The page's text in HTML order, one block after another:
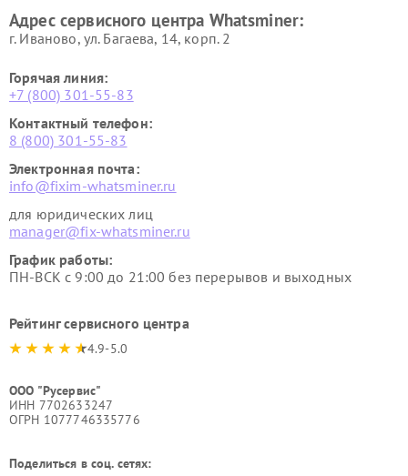
Адрес сервисного центра Whatsminer:
г. Иваново, ул. Багаева, 14, корп. 2
Горячая линия:
+7 (800) 301-55-83
Контактный телефон:
8 (800) 301-55-83
Электронная почта:
info@fixim-whatsminer.ru
для юридических лиц
manager@fix-whatsminer.ru
График работы:
ПН-ВСК с 9:00 до 21:00 без перерывов и выходных
Рейтинг сервисного центра
4.9-5.0
ООО "Русервис"
ИНН 7702633247
ОГРН 1077746335776
Поделиться в соц. сетях: